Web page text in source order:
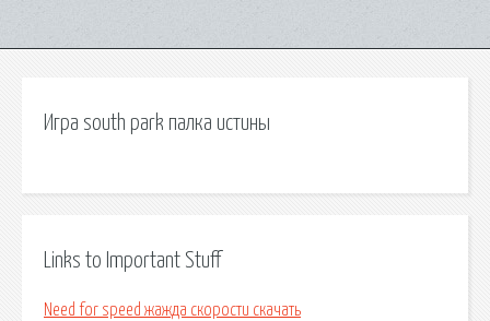
Игра south park палка истины
Links to Important Stuff
Need for speed жажда скорости скачать